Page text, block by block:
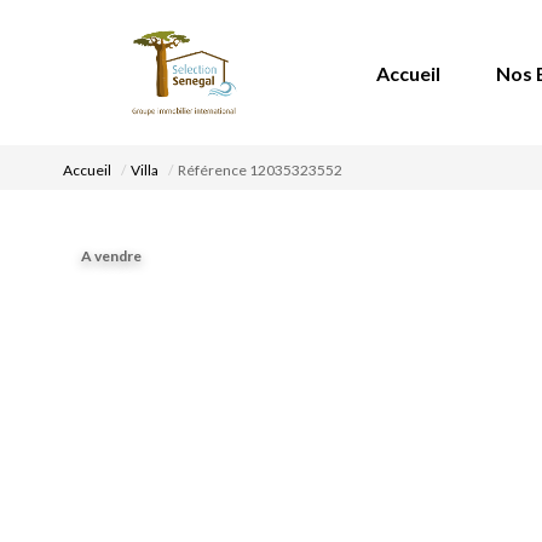
Accueil Nos
Accueil Villa Référence 12035323552
A vendre